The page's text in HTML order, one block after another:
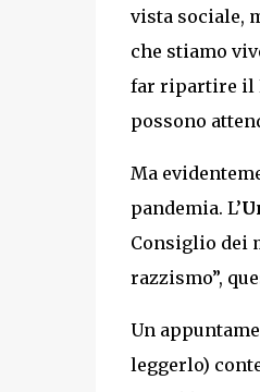
vista sociale,
che stiamo
far ripartire il
possono
Ma
pandemia. L’
Consiglio dei
razzismo”,
Un
leggerlo)